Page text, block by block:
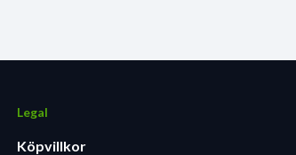
Legal
Köpvillkor